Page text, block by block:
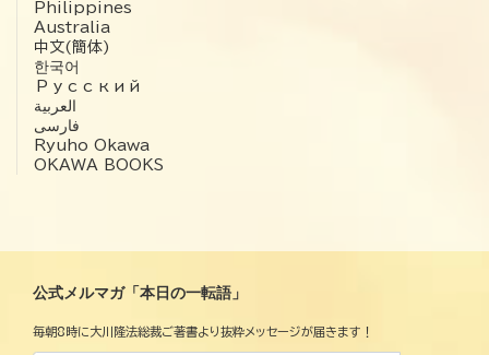
Philippines
Australia
中文(簡体)
한국어
Русский
العربية‏
فارسی
Ryuho Okawa
OKAWA BOOKS
公式メルマガ「本日の一転語」
毎朝8時に大川隆法総裁ご著書より抜粋メッセージが届きます！